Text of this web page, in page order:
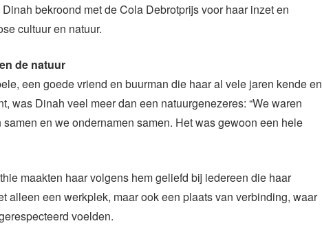
bekroond met de Cola Debrotprijs voor haar inzet en
cultuur en natuur.
de natuur
een goede vriend en buurman die haar al vele jaren kende en
was Dinah veel meer dan een natuurgenezeres: “We waren
en we ondernamen samen. Het was gewoon een hele
maakten haar volgens hem geliefd bij iedereen die haar
alleen een werkplek, maar ook een plaats van verbinding, waar
voelden.